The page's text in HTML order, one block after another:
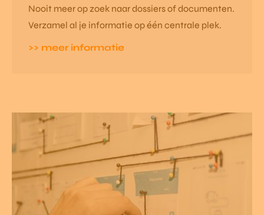
Nooit meer op zoek naar dossiers of documenten.
Verzamel al je informatie op één centrale plek.
>> meer informatie